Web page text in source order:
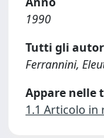
1990
Tutti gli
Ferrannini,
Appare nelle
1.1 Articolo in